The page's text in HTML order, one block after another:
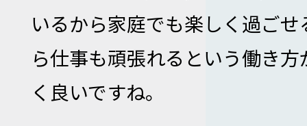
いるから家庭でも楽しく過ご
ら仕事も頑張れるという働き
く良いですね。